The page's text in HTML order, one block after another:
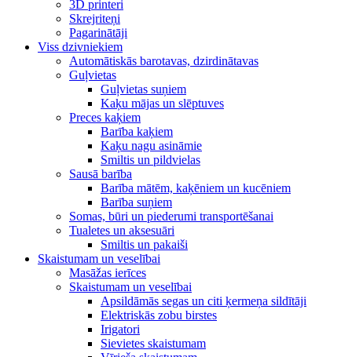
3D printeri
Skrejriteņi
Pagarinātāji
Viss dzivniekiem
Automātiskās barotavas, dzirdinātavas
Guļvietas
Guļvietas suņiem
Kaķu mājas un slēptuves
Preces kaķiem
Barība kaķiem
Kaķu nagu asināmie
Smiltis un pildvielas
Sausā barība
Barība mātēm, kaķēniem un kucēniem
Barība suņiem
Somas, būri un piederumi transportēšanai
Tualetes un aksesuāri
Smiltis un pakaiši
Skaistumam un veselībai
Masāžas ierīces
Skaistumam un veselībai
Apsildāmās segas un citi ķermeņa sildītāji
Elektriskās zobu birstes
Irigatori
Sievietes skaistumam